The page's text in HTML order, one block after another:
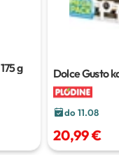
175 g
Dolce Gusto
kapsulama
g
do 11.08
20,99 €